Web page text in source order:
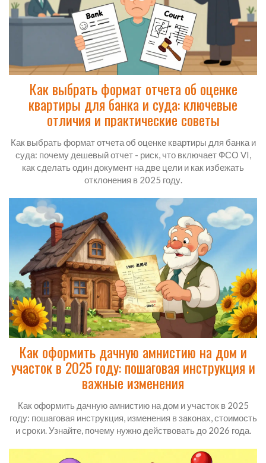
Как выбрать формат отчета об оценке
квартиры для банка и суда: ключевые
отличия и практические советы
Как выбрать формат отчета об оценке квартиры для банка и
суда: почему дешевый отчет - риск, что включает ФСО VI,
как сделать один документ на две цели и как избежать
отклонения в 2025 году.
Как оформить дачную амнистию на дом и
участок в 2025 году: пошаговая инструкция и
важные изменения
Как оформить дачную амнистию на дом и участок в 2025
году: пошаговая инструкция, изменения в законах, стоимость
и сроки. Узнайте, почему нужно действовать до 2026 года.